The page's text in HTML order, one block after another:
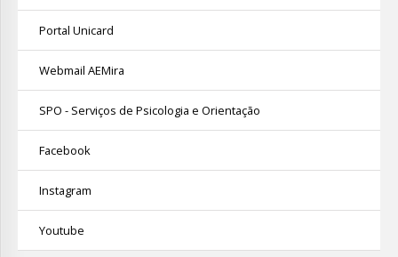
Portal Unicard
Webmail AEMira
SPO - Serviços de Psicologia e Orientação
Facebook
Instagram
Youtube